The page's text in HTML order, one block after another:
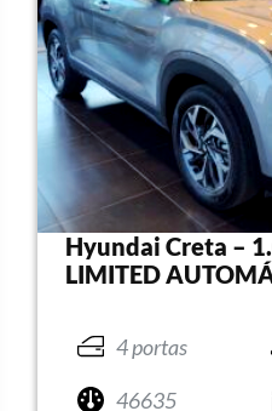
Hyundai Creta –
LIMITED
4 portas
46635